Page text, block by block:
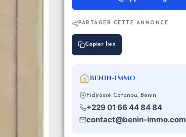
PARTAGER CETTE ANNONCE
Copier lien
BENIN-IMMO
Fidjrossè Cotonou, Bénin
+229 01 66 44 84 84
contact@benin-immo.com